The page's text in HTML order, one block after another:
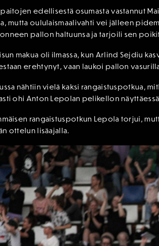
edellisestä osumasta vastannut
mutta oululaismaalivahti vei jälleen
pallon haltuunsa ja tarjoili sen
makua oli ilmassa, kun Arlind Sejdiu
erehtynyt, vaan laukoi pallon
nähtiin vielä kaksi rangaistuspotkua,
ohi Anton Lepolan pelikellon
rangaistuspotkun Lepola torjui,
ottelun lisäajalla.